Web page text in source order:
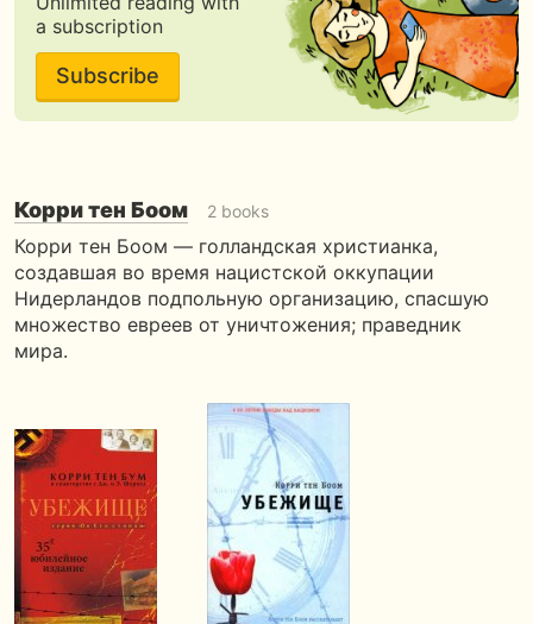
a subscription
Subscribe
Корри тен Боом 2 books
Корри тен Боом — голландская христианка,
создавшая во время нацистской оккупации
Нидерландов подпольную организацию, спасшую
множество евреев от уничтожения; праведник
мира.